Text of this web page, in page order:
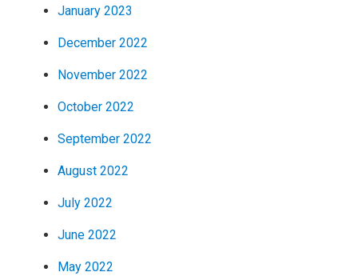
January 2023
December 2022
November 2022
October 2022
September 2022
August 2022
July 2022
June 2022
May 2022